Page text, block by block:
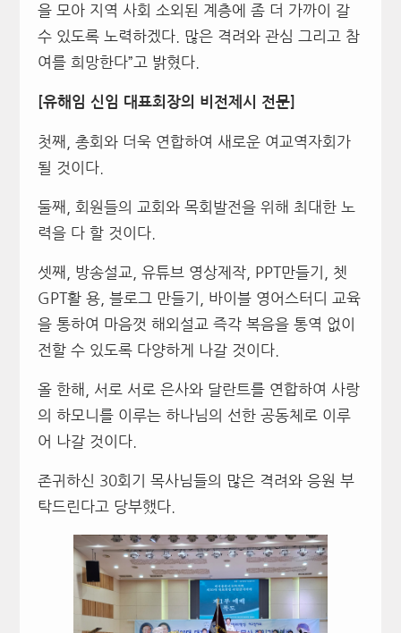
을 모아 지역 사회 소외된 계층에 좀 더 가까이 갈
수 있도록 노력하겠다. 많은 격려와 관심 그리고 참
여를 희망한다”고 밝혔다.
[유해임 신임 대표회장의 비전제시 전문]
첫째, 총회와 더욱 연합하여 새로운 여교역자회가
될 것이다.
둘째, 회원들의 교회와 목회발전을 위해 최대한 노
력을 다 할 것이다.
셋째, 방송설교, 유튜브 영상제작, PPT만들기, 쳇
GPT활 용, 블로그 만들기, 바이블 영어스터디 교육
을 통하여 마음껏 해외설교 즉각 복음을 통역 없이
전할 수 있도록 다양하게 나갈 것이다.
올 한해, 서로 서로 은사와 달란트를 연합하여 사랑
의 하모니를 이루는 하나님의 선한 공동체로 이루
어 나갈 것이다.
존귀하신 30회기 목사님들의 많은 격려와 응원 부
탁드린다고 당부했다.